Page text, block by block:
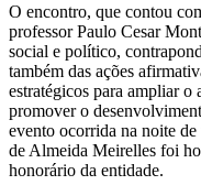
O encontro, que contou
professor Paulo Cesar
social e político,
também das ações
estratégicos para ampliar o
promover o
evento ocorrida na noite
de Almeida Meirelles foi
honorário da entidade.